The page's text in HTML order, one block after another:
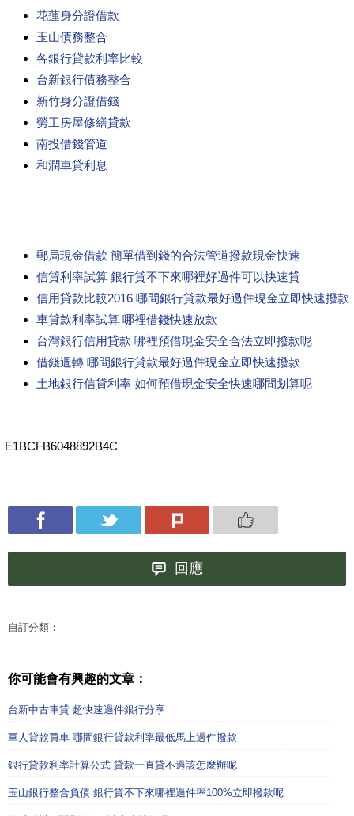
花蓮身分證借款
玉山債務整合
各銀行貸款利率比較
台新銀行債務整合
新竹身分證借錢
勞工房屋修繕貸款
南投借錢管道
和潤車貸利息
郵局現金借款 簡單借到錢的合法管道撥款現金快速
信貸利率試算 銀行貸不下來哪裡好過件可以快速貸
信用貸款比較2016 哪間銀行貸款最好過件現金立即快速撥款
車貸款利率試算 哪裡借錢快速放款
台灣銀行信用貸款 哪裡預借現金安全合法立即撥款呢
借錢週轉 哪間銀行貸款最好過件現金立即快速撥款
土地銀行信貸利率 如何預借現金安全快速哪間划算呢
E1BCFB6048892B4C
回應
自訂分類：
你可能會有興趣的文章：
台新中古車貸 超快速過件銀行分享
軍人貸款買車 哪間銀行貸款利率最低馬上過件撥款
銀行貸款利率計算公式 貸款一直貸不過該怎麼辦呢
玉山銀行整合負債 銀行貸不下來哪裡過件率100%立即撥款呢